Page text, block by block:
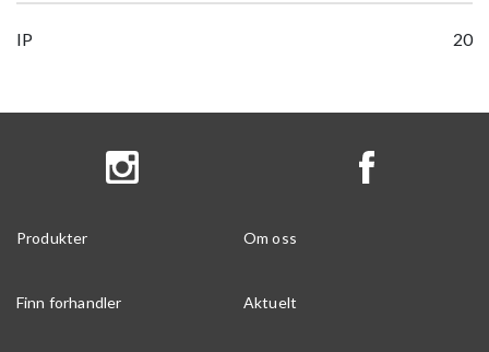
IP 20
Produkter Om oss
Finn forhandler Aktuelt